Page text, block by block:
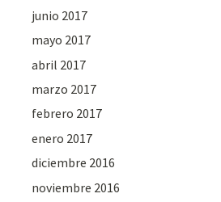
junio 2017
mayo 2017
abril 2017
marzo 2017
febrero 2017
enero 2017
diciembre 2016
noviembre 2016